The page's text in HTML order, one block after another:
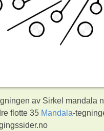
av Sirkel mandala
flotte 35 Mandala-